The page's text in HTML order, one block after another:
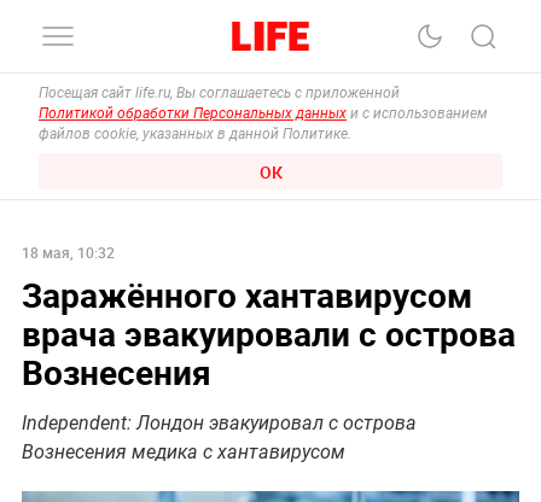
Посещая сайт life.ru, Вы соглашаетесь с приложенной
Политикой обработки Персональных данных и с использованием
файлов cookie, указанных в данной Политике.
ОК
18 мая, 10:32
Заражённого хантавирусом
врача эвакуировали с острова
Вознесения
Independent: Лондон эвакуировал с острова
Вознесения медика с хантавирусом